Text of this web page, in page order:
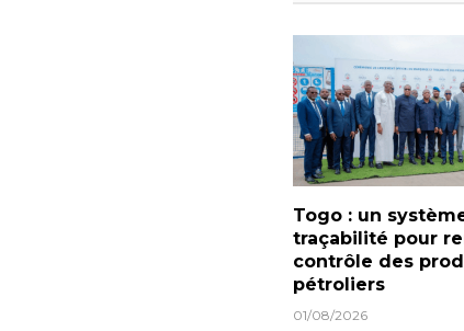
Togo : un
traçabilité pour
contrôle des
pétroliers
01/08/2026